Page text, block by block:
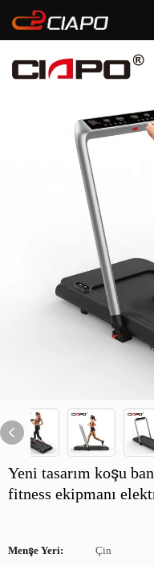
Yeni tasarım koşu
fitness ekipmanı
Menşe Yeri: Çin